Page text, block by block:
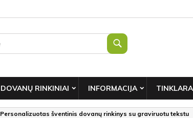
DOVANŲ RINKINIAI INFORMACIJA
Personalizuotas šventinis dovanų rinkinys su graviruotu tekstu